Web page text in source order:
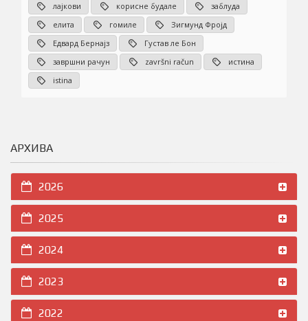
лајкови
корисне будале
заблуда
елита
гомиле
Зигмунд Фројд
Едвард Бернајз
Густав ле Бон
завршни рачун
završni račun
истина
istina
АРХИВА
2026
2025
2024
2023
2022